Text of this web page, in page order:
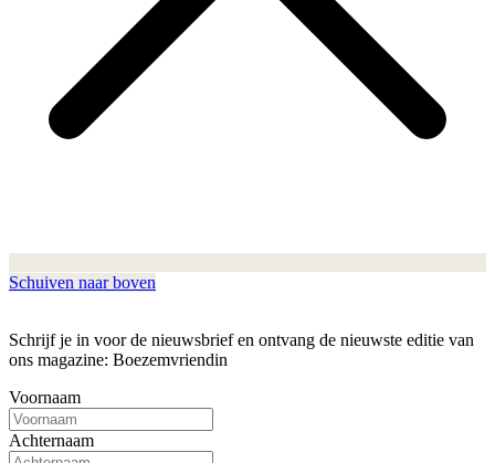
Schuiven naar boven
Schrijf je in voor de nieuwsbrief en ontvang de nieuwste editie van
ons magazine: Boezemvriendin
Voornaam
Achternaam